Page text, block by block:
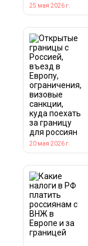
25 мая 2026 г.
20 мая 2026 г.